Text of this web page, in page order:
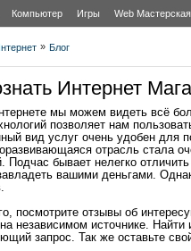
Компьютер Игры Web Мастерская
» Блог
Интернет
мы можем видеть всё
позволяет нам
вид услуг очень удобен для
отрасль стала
Подчас бывает нелегко
вашими деньгами.
посмотрите отзывы об
независимом источнике.
запрос. Так же оставьте